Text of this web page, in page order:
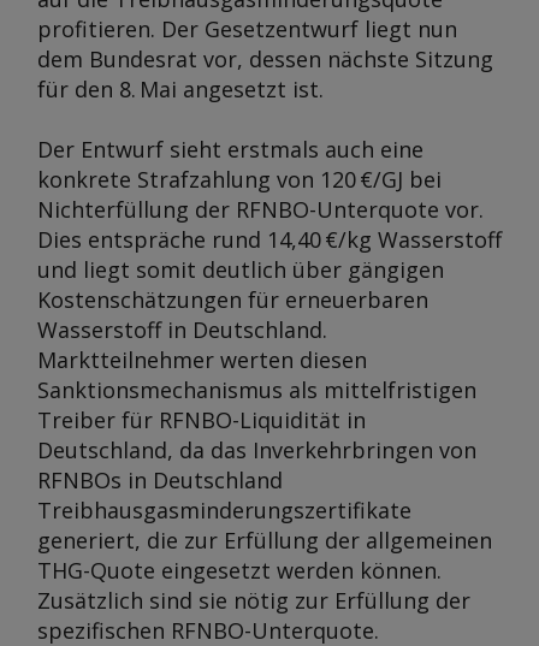
profitieren. Der Gesetzentwurf liegt nun
dem Bundesrat vor, dessen nächste Sitzung
für den 8. Mai angesetzt ist.
Der Entwurf sieht erstmals auch eine
konkrete Strafzahlung von 120 €/GJ bei
Nichterfüllung der RFNBO-Unterquote vor.
Dies entspräche rund 14,40 €/kg Wasserstoff
und liegt somit deutlich über gängigen
Kostenschätzungen für erneuerbaren
Wasserstoff in Deutschland.
Marktteilnehmer werten diesen
Sanktionsmechanismus als mittelfristigen
Treiber für RFNBO-Liquidität in
Deutschland, da das Inverkehrbringen von
RFNBOs in Deutschland
Treibhausgasminderungszertifikate
generiert, die zur Erfüllung der allgemeinen
THG-Quote eingesetzt werden können.
Zusätzlich sind sie nötig zur Erfüllung der
spezifischen RFNBO-Unterquote.